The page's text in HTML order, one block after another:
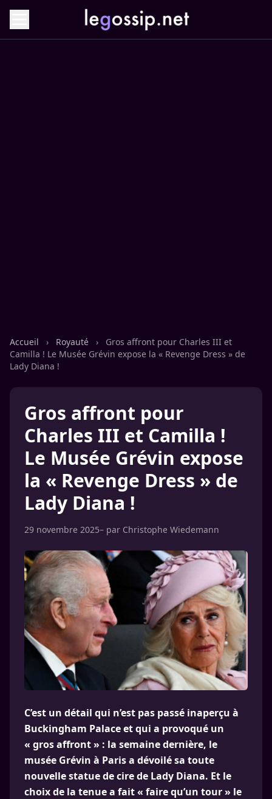
Accueil › Royauté ›
Gros affront pour Charles III et
Camilla ! Le Musée Grévin expose la « Revenge Dress » de
Lady Diana !
Gros affront pour
Charles III et Camilla !
Le Musée Grévin expose
la « Revenge Dress » de
Lady Diana !
29 novembre 2025– par Christophe Wiedemann
C’est un détail qui n’est pas passé inaperçu à
Buckingham Palace et qui a provoqué un
« gros affront » : la semaine dernière, le
musée Grévin à Paris a dévoilé sa toute
nouvelle statue de cire de Lady Diana. Et le
choix de la tenue a fait « faire qu’un tour » le